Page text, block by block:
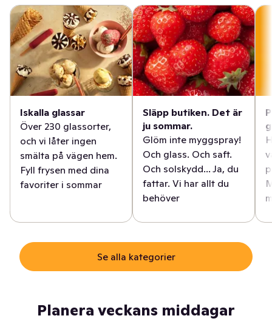
Iskalla glassar
Över 230 glassorter,
och vi låter ingen
smälta på vägen hem.
Fyll frysen med dina
favoriter i sommar
Släpp butiken. Det är
ju sommar.
Glöm inte myggspray!
Och glass. Och saft.
Och solskydd... Ja, du
fattar. Vi har allt du
behöver
Se alla kategorier
Planera veckans middagar